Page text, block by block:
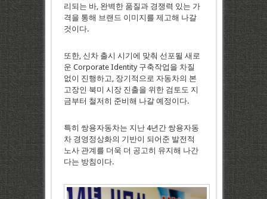
리되는 바, 완벽한 품질과 경쟁력 있는 가
격을 통해 브랜드 이미지를 제고해 나갈
것이다.
또한, 신차 출시 시기에 맞춰 선포될 새로
운 Corporate Identity 구축작업을 차질
없이 진행하고, 장기적으로 자동차의 본
고장인 북미 시장 진출을 위한 검토도 지
금부터 철저히 준비해 나갈 예정이다.
특히 쌍용자동차는 지난 4년간 쌍용자동
차 경영정상화의 기반이 되어준 발전적
노사 관계를 더욱 더 공고히 유지해 나간
다는 방침이다.